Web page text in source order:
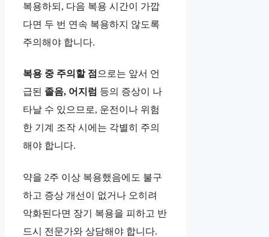
복용하되, 다음 복용 시간이 가깝
다면 두 번 연속 복용하지 않도록
주의해야 합니다.
복용 중 주의할 점 으로는 앞서 언
급된 졸음, 어지럼 등의 증상이 나
타날 수 있으므로, 운전이나 위험
한 기계 조작 시에는 각별히 주의
해야 합니다.
약을 2주 이상 복용했음에도 불구
하고 증상 개선이 없거나 오히려
악화된다면 장기 복용을 피하고 반
드시 전문가와 상담해야 합니다.